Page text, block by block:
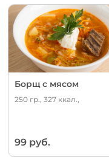
Борщ с мясом
250 гр., 327 ккал.,
99 руб.